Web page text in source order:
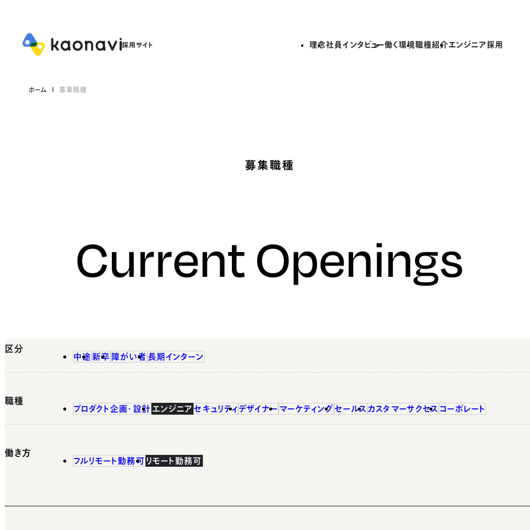
理念社員インタビュー働く環境職種紹介エンジニア採用
ホーム 募集職種
募集職種
Current Openings
区分
中途 新卒 障がい者 長期インターン
職種
プロダクト企画・設計 エンジニア セキュリティ デザイナー マーケティング セールス カスタマーサクセス コーポレート
働き方
フルリモート勤務可 リモート勤務可